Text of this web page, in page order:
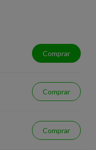
Comprar
Comprar
Comprar